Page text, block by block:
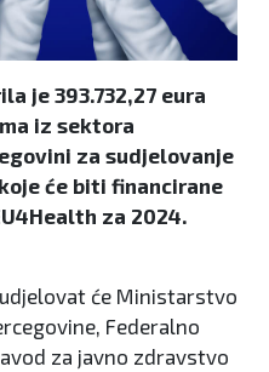
je 393.732,27 eura
iz sektora
za sudjelovanje
će biti financirane
za 2024.
će Ministarstvo
Federalno
za javno zdravstvo